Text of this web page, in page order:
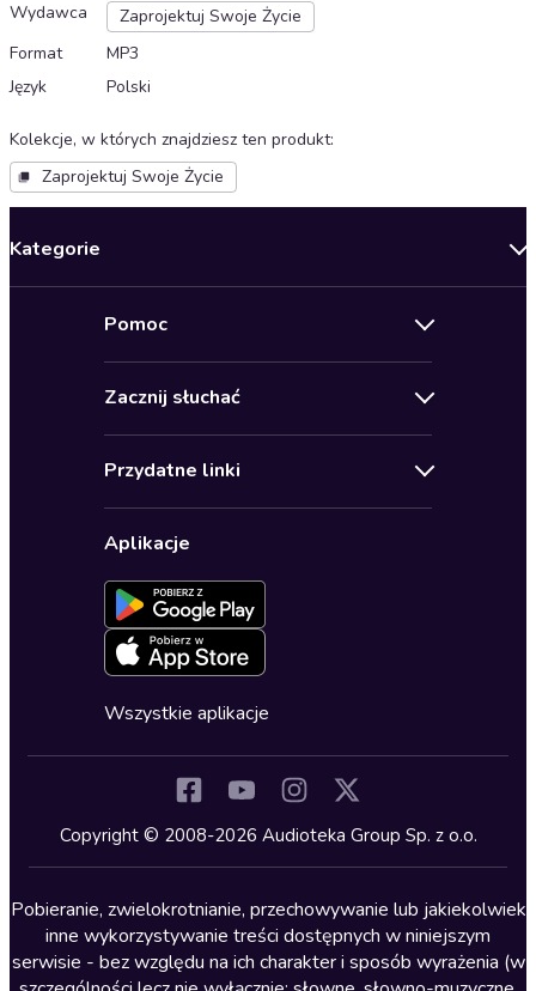
Wydawca
Zaprojektuj Swoje Życie
Format
MP3
Język
Polski
Kolekcje, w których znajdziesz ten produkt:
Zaprojektuj Swoje Życie
Kategorie
Biznes, marketing, ekonomia
Dla młodzieży
Kryminały
Lektury szkolne
Literatura anglojęzyczna
Literatura faktu
Pomoc
Pomoc
Ustawienia prywatności
Formularz zgłaszania nielegalnych treści
Deklaracja dostępności
Zacznij słuchać
Karnety
Oferta dla firm i bibliotek
Przydatne linki
Dołącz do newslettera
Blog
Zapowiedzi
Cykle audiobooków
Aplikacje
Wszystkie aplikacje
Copyright © 2008-2026 Audioteka Group Sp. z o.o.
Pobieranie, zwielokrotnianie, przechowywanie lub jakiekolwiek
inne wykorzystywanie treści dostępnych w niniejszym
serwisie - bez względu na ich charakter i sposób wyrażenia (w